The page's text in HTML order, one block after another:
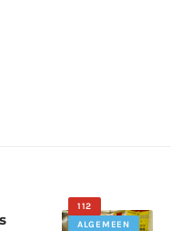
112
ALGEMEEN